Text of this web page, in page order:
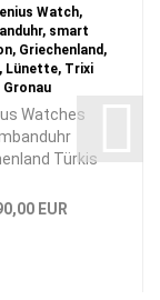
Watches
Türkis
EUR